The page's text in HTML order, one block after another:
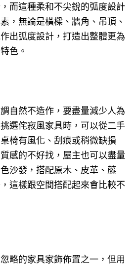
而這種柔和不尖銳的弧度設計
，無論是橫樑、牆角、吊頂、
出弧度設計，打造出整體更為
色。
自然不造作，要盡量減少人為
選侘寂風家具時，可以從二手
椅有風化、刮痕或稍微缺損
感的不好找，屋主也可以盡量
沙發，搭配原木、皮革、藤
這樣跟空間搭配起來會比較不
略的家具家飾佈置之一，但用